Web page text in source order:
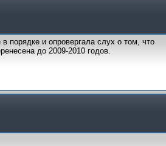
порядке и опровергала слух о том, что
до 2009-2010 годов.